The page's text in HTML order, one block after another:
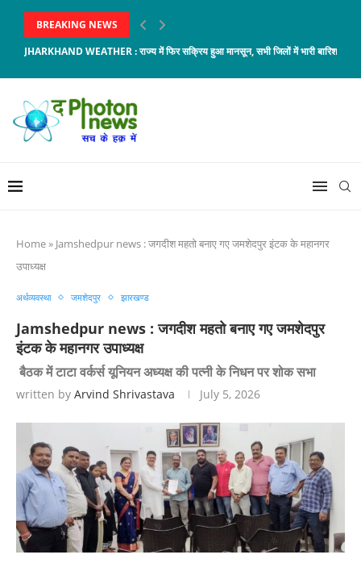
BREAKING NEWS
JHARKHAND WEATHER : राज्य में फिर सक्रिय हुआ मानसून, सभी जिलों में भारी बारिश और...
Home» Jamshedpur news : जगदीश महतो बनाए गए जमशेदपुर इंटक के महानगर
उपाध्यक्ष
अर्थव्यवस्था जमशेदपुर झारखण्ड
Jamshedpur news : जगदीश महतो बनाए गए जमशेदपुर
इंटक के महानगर उपाध्यक्ष
बैठक में टाटा वर्कर्स यूनियन अध्यक्ष की पत्नी के निधन पर शोक सभा
written by Arvind Shrivastava July 5, 2026